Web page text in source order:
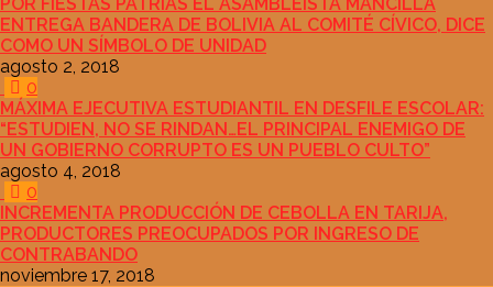
ENTREGA BANDERA DE BOLIVIA AL COMITÉ CÍVICO, DICE
COMO UN SÍMBOLO DE UNIDAD
agosto 2, 2018
0
MÁXIMA EJECUTIVA ESTUDIANTIL EN DESFILE ESCOLAR:
“ESTUDIEN, NO SE RINDAN…EL PRINCIPAL ENEMIGO DE
UN GOBIERNO CORRUPTO ES UN PUEBLO CULTO”
agosto 4, 2018
0
INCREMENTA PRODUCCIÓN DE CEBOLLA EN TARIJA,
PRODUCTORES PREOCUPADOS POR INGRESO DE
CONTRABANDO
noviembre 17, 2018